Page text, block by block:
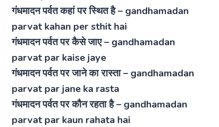
गंधमादन पर्वत कहां पर स्थित है – gandhamadan
parvat kahan per sthit hai
गंधमादन पर्वत पर कैसे जाए – gandhamadan
parvat par kaise jaye
गंधमादन पर्वत पर जाने का रास्ता – gandhamadan
parvat par jane ka rasta
गंधमादन पर्वत पर कौन रहता है – gandhamadan
parvat par kaun rahata hai